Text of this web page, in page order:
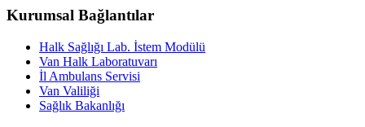
Kurumsal Bağlantılar
Halk Sağlığı Lab. İstem Modülü
Van Halk Laboratuvarı
İl Ambulans Servisi
Van Valiliği
Sağlık Bakanlığı